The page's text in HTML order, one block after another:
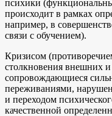
психики
происходит в рамках
например, в
связи с обучением).
Кризисом
столкновения внешних
сопровождающиеся
переживаниями,
и переходом
качественной